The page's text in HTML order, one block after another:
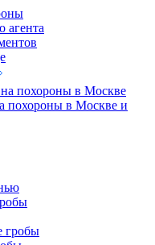
агента
похороны в Москве
похороны в Москве и
гробы